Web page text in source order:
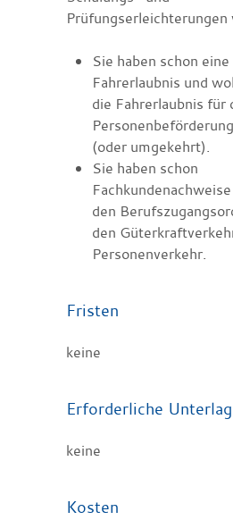
Prüfungserleichterungen
Sie haben schon
Fahrerlaubnis und
die Fahrerlaubnis für
(oder umgekehrt).
Sie haben schon
den
den
Personenverkehr.
Fristen
keine
Erforderliche
keine
Kosten